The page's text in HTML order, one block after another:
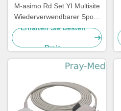
M-asimo Rd Set YI Multisite
Wiederverwendbarer Spo2-
Sensor TPU 0,9m 4054
Erhalten Sie besten
Preis